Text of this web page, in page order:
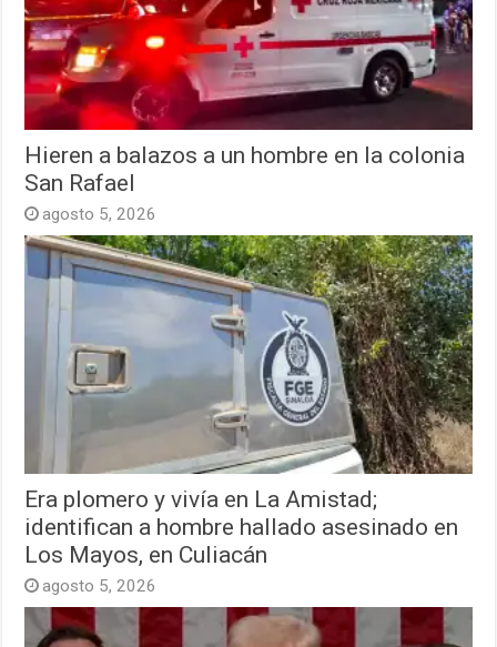
Hieren a balazos a un hombre en la colonia
San Rafael
agosto 5, 2026
Era plomero y vivía en La Amistad;
identifican a hombre hallado asesinado en
Los Mayos, en Culiacán
agosto 5, 2026